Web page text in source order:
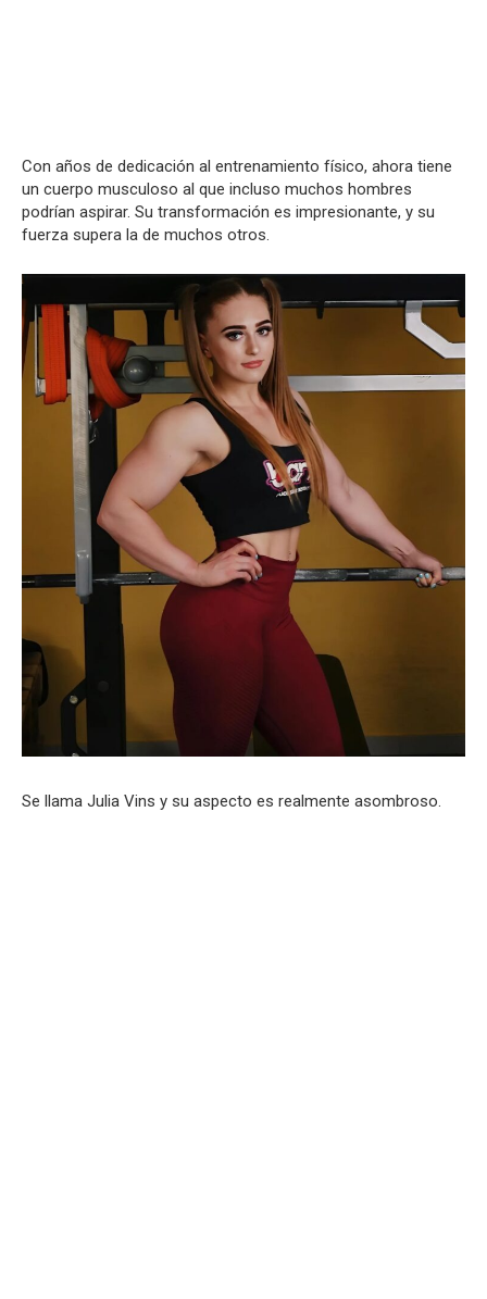
Con años de dedicación al entrenamiento físico, ahora tiene
un cuerpo musculoso al que incluso muchos hombres
podrían aspirar. Su transformación es impresionante, y su
fuerza supera la de muchos otros.
Se llama Julia Vins y su aspecto es realmente asombroso.